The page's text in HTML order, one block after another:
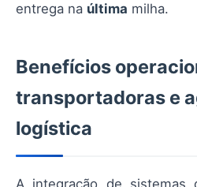
entrega na última milha.
Benefícios
transportadoras e
logística
A integração de sistemas